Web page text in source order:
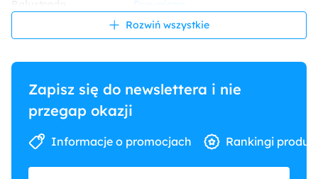
Dekoracja ściany Beton Fotografie
Oświetlenie schodów
Kolor ścian Szary
Konstrukcja Płytowe
Rozwiń wszystkie
Zapisz się do newslettera i nie
przegap okazji
Informacje o promocjach Rankingi